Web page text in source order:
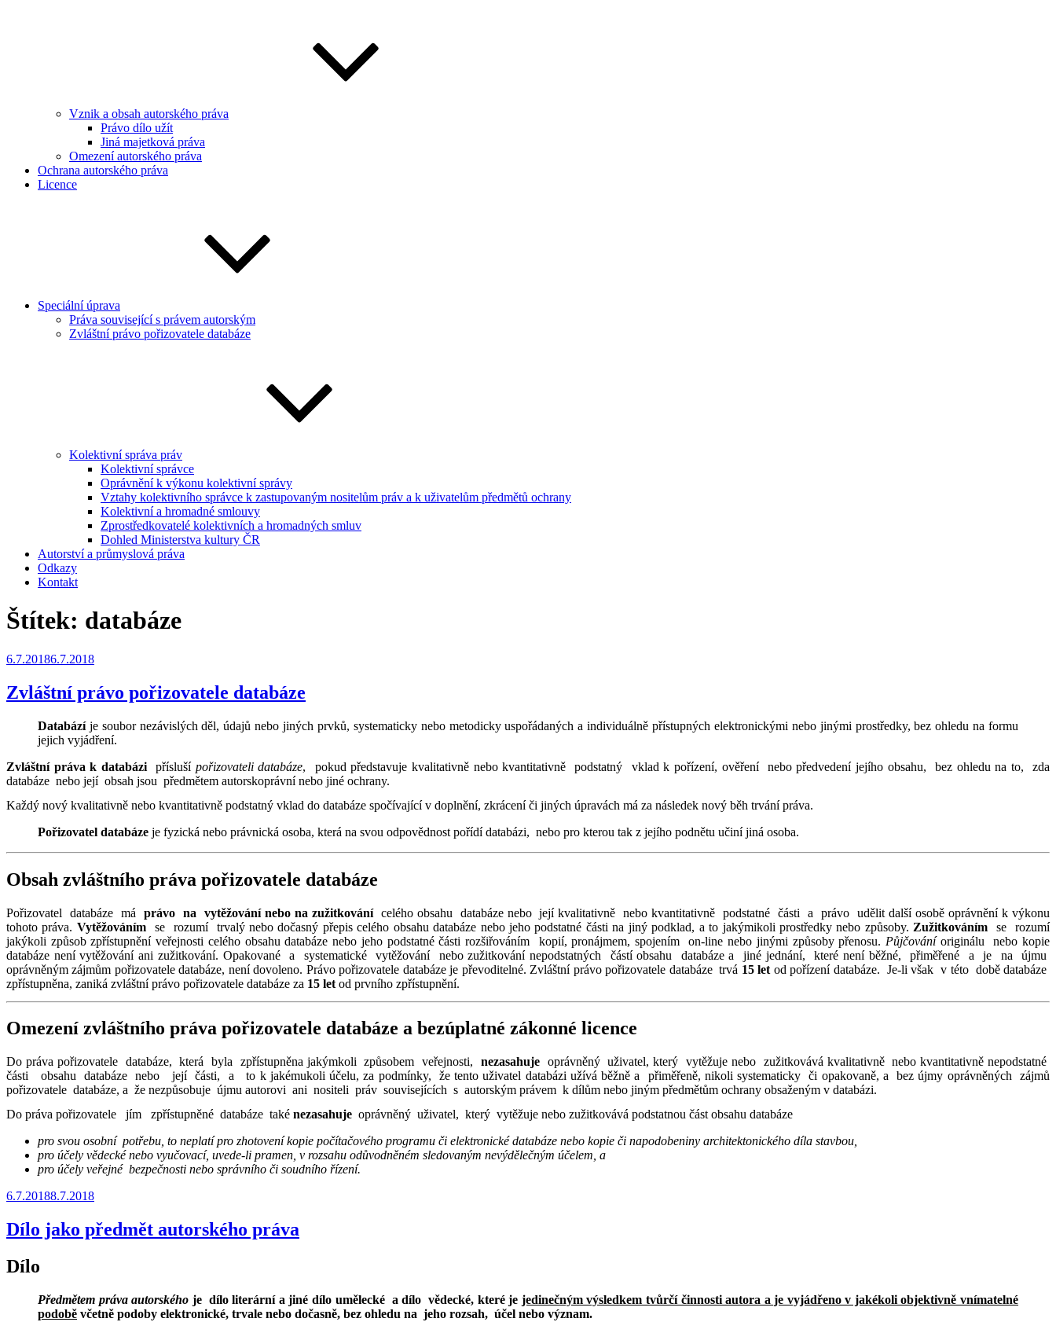
Vznik a obsah autorského práva
Právo dílo užít
Jiná majetková práva
Omezení autorského práva
Ochrana autorského práva
Licence
Speciální úprava
Práva související s právem autorským
Zvláštní právo pořizovatele databáze
Kolektivní správa práv
Kolektivní správce
Oprávnění k výkonu kolektivní správy
Vztahy kolektivního správce k zastupovaným nositelům práv a k uživatelům předmětů ochrany
Kolektivní a hromadné smlouvy
Zprostředkovatelé kolektivních a hromadných smluv
Dohled Ministerstva kultury ČR
Autorství a průmyslová práva
Odkazy
Kontakt
Štítek: databáze
Publikováno
6.7.20186.7.2018
Zvláštní právo pořizovatele databáze
Databázíje soubor nezávislých děl, údajů nebo jiných prvků, systematicky nebo metodicky uspořádaných a individuálně přístupných elektronickými nebo jinými prostředky, bez ohledu na formu
jejich vyjádření.
Zvláštní práva k databázipřísluší pořizovateli databáze, pokud představuje kvalitativně nebokvantitativně podstatný vklad k pořízení, ověření nebo předvedení jejího obsahu, bez ohledu na to, zda
databáze nebo její obsah jsou předmětem autorskoprávní nebo jiné ochrany.
Každý nový kvalitativně nebo kvantitativně podstatný vklad do databáze spočívající v doplnění, zkrácení či jiných úpravách má za následek nový běh trvání práva.
Pořizovatel databáze je fyzická nebo právnická osoba, která na svou odpovědnost pořídí databázi, nebo pro kterou tak z jejího podnětu učiní jiná osoba.
Obsah zvláštního práva pořizovatele databáze
Pořizovatel databáze má právo na vytěžování nebo na zužitkování celého obsahu databáze nebo její kvalitativně nebo kvantitativně podstatné části a právo udělit další osobě oprávnění k výkonu
tohoto práva. Vytěžováním se rozumí trvalý nebo dočasný přepis celého obsahu databáze nebo jeho podstatné části na jiný podklad, a to jakýmikoli prostředky nebo způsoby. Zužitkováním se rozumí
jakýkoli způsob zpřístupnění veřejnosti celého obsahu databáze nebo jeho podstatné části rozšiřováním kopií, pronájmem, spojením on-line nebo jinými způsoby přenosu. Půjčováníoriginálu nebo kopie
databáze není vytěžování ani zužitkování. Opakované a systematické vytěžování nebo zužitkování nepodstatných částí obsahu databáze a jiné jednání, které není běžné, přiměřené a je na újmu
oprávněným zájmům pořizovatele databáze, není dovoleno. Právo pořizovatele databáze je převoditelné. Zvláštní právo pořizovatele databáze trvá 15 let od pořízení databáze. Je-li však v této době databáze
zpřístupněna, zaniká zvláštní právo pořizovatele databáze za 15 let od prvního zpřístupnění.
Omezení zvláštního práva pořizovatele databáze a bezúplatné zákonné licence
Do práva pořizovatele databáze, která byla zpřístupněna jakýmkoli způsobem veřejnosti, nezasahujeoprávněný uživatel, který vytěžuje nebo zužitkovává kvalitativně nebo kvantitativně nepodstatné
části obsahu databáze nebo její části, a to k jakémukoli účelu, za podmínky, že tento uživatel databázi užívá běžně a přiměřeně, nikoli systematicky či opakovaně, a bez újmy oprávněných zájmů
pořizovatele databáze, a že nezpůsobuje újmu autorovi ani nositeli práv souvisejících s autorským právem k dílům nebo jiným předmětům ochrany obsaženým v databázi.
Do práva pořizovatele jím zpřístupněné databáze také nezasahuje oprávněný uživatel, který vytěžuje nebo zužitkovává podstatnou část obsahu databáze
pro svou osobní potřebu, to neplatí pro zhotovení kopie počítačového programu či elektronické databáze nebo kopie či napodobeniny architektonického díla stavbou,
pro účely vědecké nebo vyučovací, uvede-li pramen, v rozsahu odůvodněném sledovaným nevýdělečným účelem, a
pro účely veřejné bezpečnosti nebo správního či soudního řízení.
Publikováno
6.7.20188.7.2018
Dílo jako předmět autorského práva
Dílo
Předmětem práva autorského je dílo literární a jiné dílo umělecké a dílo vědecké, které je jedinečným výsledkem tvůrčí činnosti autora a je vyjádřeno v jakékoli objektivně vnímatelné
podobě včetně podoby elektronické, trvale nebo dočasně, bez ohledu na jeho rozsah, účel nebo význam.